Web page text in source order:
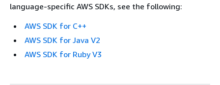
language-specific AWS SDKs, see the following:
AWS SDK for C++
AWS SDK for Java V2
AWS SDK for Ruby V3